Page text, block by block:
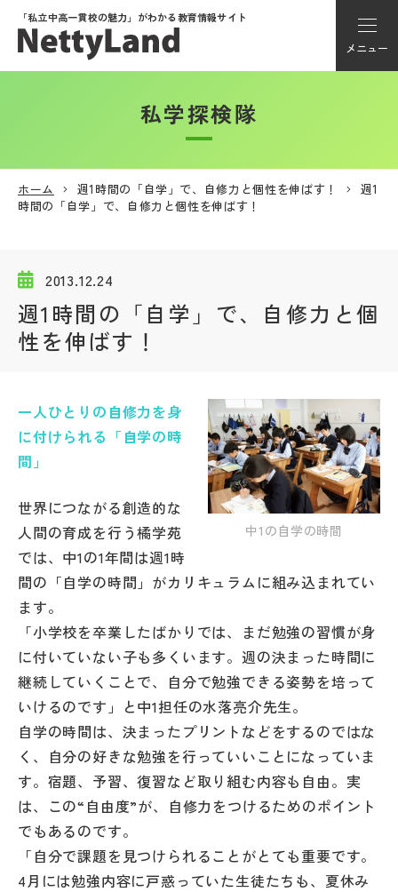
「私立中高一貫校の魅力」がわかる教育情報サイト
メニュー
アカウント登録
メニュー
学校動画
帰国生受験情報
よみもの
学校からのお知らせ
学校HP最新情報
特集
NettyLandかわら版
その他
お問い合わせ
私学探検隊
ホーム 週1時間の「自学」で、自修力と個性を伸ばす！
週1
時間の「自学」で、自修力と個性を伸ばす！
2013.12.24
週1時間の「自学」で、自修力と個
性を伸ばす！
中1の自学の時間
一人ひとりの自修力を身
に付けられる「自学の時
間」
世界につながる創造的な
人間の育成を行う橘学苑
では、中1の1年間は週1時
間の「自学の時間」がカリキュラムに組み込まれてい
ます。
「小学校を卒業したばかりでは、まだ勉強の習慣が身
に付いていない子も多くいます。週の決まった時間に
継続していくことで、自分で勉強できる姿勢を培って
いけるのです」と中1担任の水落亮介先生。
自学の時間は、決まったプリントなどをするのではな
く、自分の好きな勉強を行っていいことになっていま
す。宿題、予習、復習など取り組む内容も自由。実
は、この“自由度”が、自修力をつけるためのポイント
でもあるのです。
「自分で課題を見つけられることがとても重要です。
4月には勉強内容に戸惑っていた生徒たちも、夏休み